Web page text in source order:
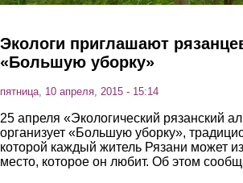
Экологи приглашают
«Большую уборку»
пятница, 10 апреля, 2015 - 15:14
25 апреля «Экологический рязанский
организует «Большую уборку»,
которой каждый житель Рязани может
место, которое он любит. Об этом